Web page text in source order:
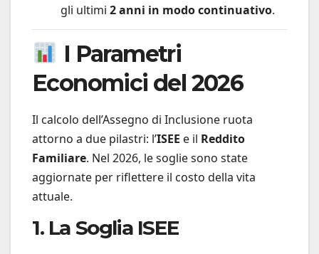
gli ultimi 2 anni in modo continuativo.
I Parametri
Economici del 2026
Il calcolo dell’Assegno di Inclusione ruota
attorno a due pilastri: l’ISEE e il Reddito
Familiare. Nel 2026, le soglie sono state
aggiornate per riflettere il costo della vita
attuale.
1. La Soglia ISEE